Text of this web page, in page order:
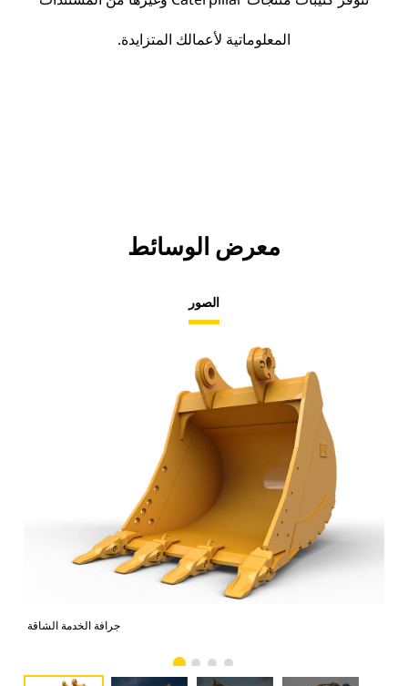
المعلوماتية لأعمالك المتزايدة.
معرض الوسائط
الصور
جرافة الخدمة الشاقة